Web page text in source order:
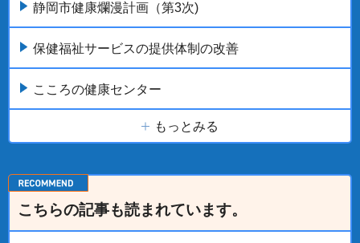
静岡市健康爛漫計画（第3次)
保健福祉サービスの提供体制の改善
こころの健康センター
もっとみる
こちらの記事も読まれています。